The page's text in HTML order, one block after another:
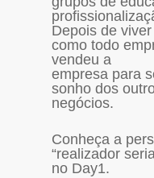
Depois de
como todo
vendeu a
empresa para
sonho dos
negócios.
Conheça a
“realizador
no Day1.